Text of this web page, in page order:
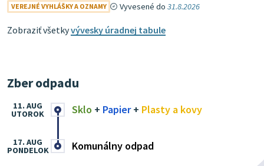
VEREJNÉ VYHLÁŠKY A OZNAMY Vyvesené do31.8.2026
Zobraziť všetkyvývesky úradnej tabule
Zber odpadu
Sklo + Papier+ Plasty a kovy
11. AUG
UTOROK
Komunálny odpad
17. AUG
PONDELOK